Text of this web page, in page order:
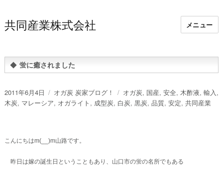
共同産業株式会社 メニュー
◆ 蛍に癒されました
投
稿
2011年6月4日
カ
テ
オガ炭 炭家ブログ！
タ
グ
オガ炭, 国産, 安全, 木酢液, 輸入 ,
木炭, マレーシア, オガライト , 成型炭, 白炭, 黒炭, 品質, 安定, 共同産業
こんにちはm(__)m山路です。
昨日は嫁の誕生日ということもあり、山口市の蛍の名所でもある